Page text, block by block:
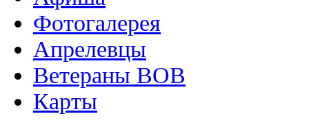
Фотогалерея
Апрелевцы
Ветераны ВОВ
Карты